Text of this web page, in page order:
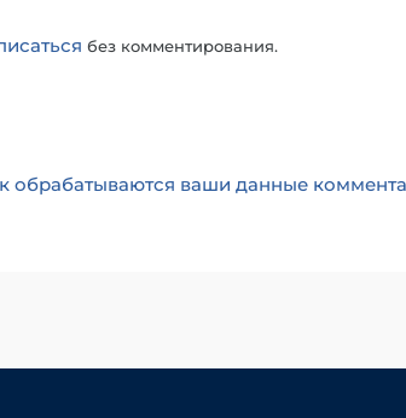
без комментирования.
обрабатываются ваши данные